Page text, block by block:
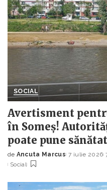
SOCIAL
Avertisment
în Someș!
poate pune
Posted
by
de Ancuta Marcus 7 iulie 2026
Social